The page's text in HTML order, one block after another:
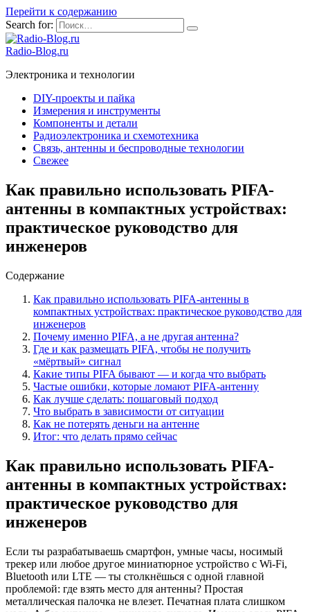
Перейти к содержанию
Search for:
Radio-Blog.ru
Электроника и технологии
DIY-проекты и пайка
Измерения и инструменты
Компоненты и детали
Радиоэлектроника и схемотехника
Связь, антенны и беспроводные технологии
Свежее
Как правильно использовать PIFA-
антенны в компактных устройствах:
практическое руководство для
инженеров
Содержание
Как правильно использовать PIFA-антенны в
компактных устройствах: практическое руководство для
инженеров
Почему именно PIFA, а не другая антенна?
Где и как размещать PIFA, чтобы не получить
«мёртвый» сигнал
Какие типы PIFA бывают — и когда что выбрать
Частые ошибки, которые ломают PIFA-антенну
Как лучше сделать: пошаговый подход
Что выбрать в зависимости от ситуации
Как не потерять деньги на антенне
Итог: что делать прямо сейчас
Как правильно использовать PIFA-
антенны в компактных устройствах:
практическое руководство для
инженеров
Если ты разрабатываешь смартфон, умные часы, носимый
трекер или любое другое миниатюрное устройство с Wi-Fi,
Bluetooth или LTE — ты столкнёшься с одной главной
проблемой: где взять место для антенны? Простая
металлическая палочка не влезет. Печатная плата слишком